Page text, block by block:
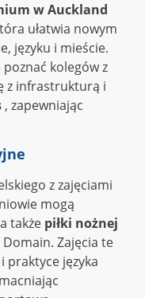
w Auckland
ułatwia nowym
języku i mieście.
kolegów z
z infrastrukturą i
, zapewniając
z zajęciami
mogą
także piłki nożnej
Zajęcia te
praktyce języka